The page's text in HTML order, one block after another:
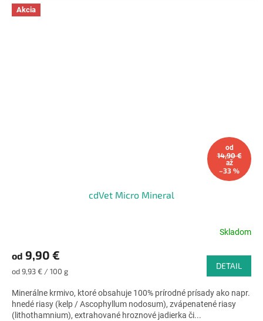
Akcia
od
14,90 €
až
–33 %
cdVet Micro Mineral
produktu
4,9
z
5
hviezdičiek.
Skladom
od 9,90 €
Jednotková
od 9,93 € / 100 g
DETAIL
Minerálne krmivo, ktoré obsahuje 100% prírodné prísady ako napr.
hnedé riasy (kelp / Ascophyllum nodosum), zvápenatené riasy
(lithothamnium), extrahované hroznové jadierka či...